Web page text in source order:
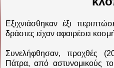
Εξιχνιάσθηκαν έξι
δράστες είχαν αφαιρέσει
Συνελήφθησαν, προχθές
Πάτρα, από αστυνομικούς